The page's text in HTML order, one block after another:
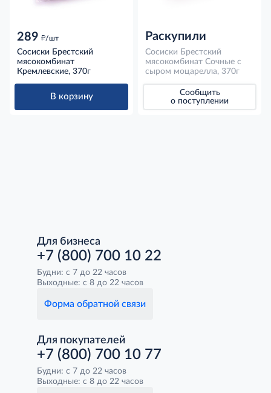
289 д/шт
Сосиски Брестский
мясокомбинат
Кремлевские, 370г
В корзину
Раскупили
Сосиски Брестский
мясокомбинат Сочные с
сыром моцарелла, 370г
Сообщить
о поступлении
Для бизнеса
+7 (800) 700 10 22
Будни: с 7 до 22 часов
Выходные: с 8 до 22 часов
Форма обратной связи
Для покупателей
+7 (800) 700 10 77
Будни: с 7 до 22 часов
Выходные: с 8 до 22 часов